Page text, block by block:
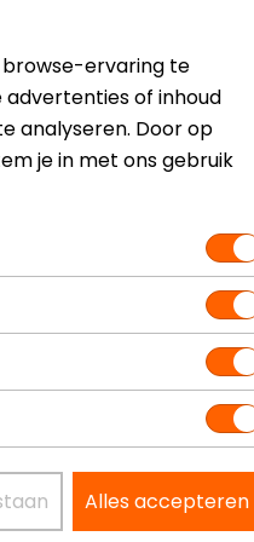
lens. Hierdoor wordt
zodat je ook
of kom langs in één van
en staan onze
browse-ervaring te
of inhoud
analyseren. Door op
je in met ons gebruik
Alles accepteren